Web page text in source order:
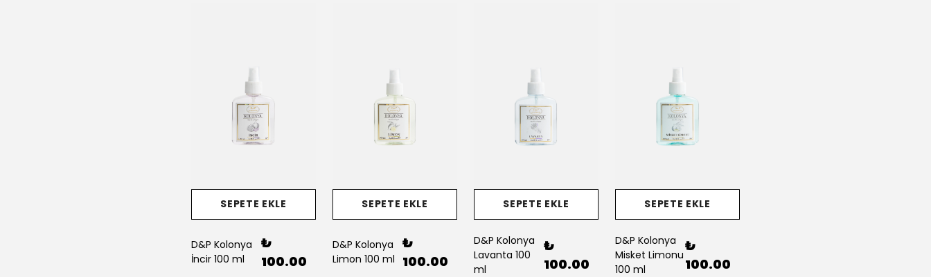
SEPETE EKLE
D&P Kolonya
İncir 100 ml
₺
100.00
SEPETE EKLE
D&P Kolonya
Limon 100 ml
₺
100.00
SEPETE EKLE
D&P Kolonya
Lavanta 100
ml
₺
100.00
SEPETE EKLE
D&P Kolonya
Misket Limonu
100 ml
₺
100.00